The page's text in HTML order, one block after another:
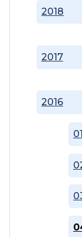
2016
2017
2018